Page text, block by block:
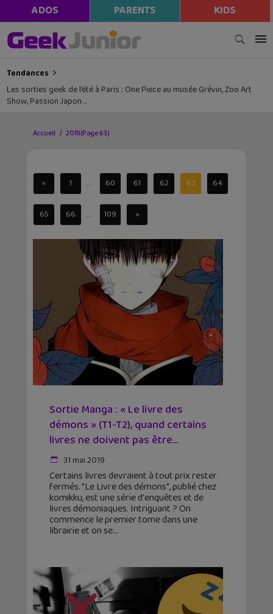
ADOS PARENTS KIDS
Tendances
Les sorties geek de l’été à Paris : One Piece au musée Grévin, Zoo Art
Show, Passion Japon…
Accueil 2019(Page 63)
« 1 ... 60 61 62 63 64
65 66 ... 109 »
Sortie Manga : « Le livre des
démons » (T1-T2), quand certains
livres ne doivent pas être...
31 mai 2019
Certains livres devraient à tout prix rester
fermés. "Le Livre des démons", publié chez
komikku, est une série d'enquêtes et de
livres démoniaques. Intriguant ? On
commence le premier tome dans une
librairie et on se